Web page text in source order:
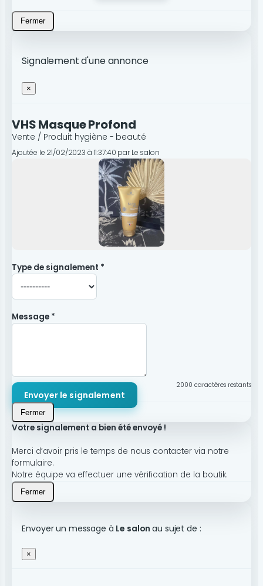
Fermer
Signalement d'une annonce
×
VHS Masque Profond
Vente / Produit hygiène - beauté
Ajoutée le 21/02/2023 à 11:37:40 par Le salon
Type de signalement *
Message *
2000 caractères restants
Envoyer le signalement
Fermer
Votre signalement a bien été envoyé !
Merci d’avoir pris le temps de nous contacter via notre
formulaire.
Notre équipe va effectuer une vérification de la boutik.
Fermer
Envoyer un message à Le salonau sujet de :
×